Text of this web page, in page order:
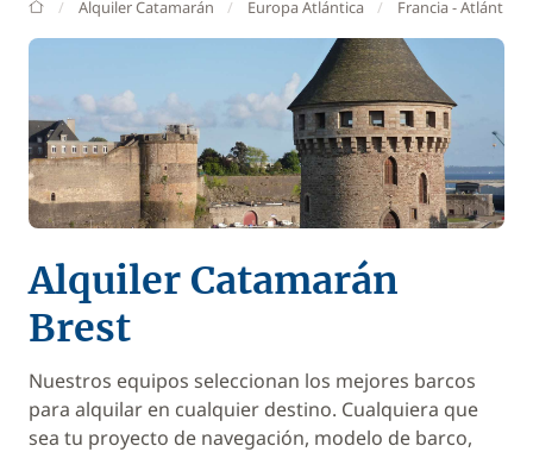
GlobeSailor
Alquiler Catamarán Europa Atlántica Francia - Atlántico
Alquiler Catamarán
Brest
Nuestros equipos seleccionan los mejores barcos
para alquilar en cualquier destino. Cualquiera que
sea tu proyecto de navegación, modelo de barco,